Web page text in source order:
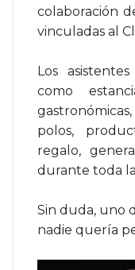
colaboración
vinculadas al
Los
como
polos,
regalo,
durante toda
Sin duda, uno
nadie quería